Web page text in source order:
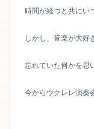
時間が経つと共にい
しかし、音楽が大好
忘れていた何かを思
今からウクレレ演奏